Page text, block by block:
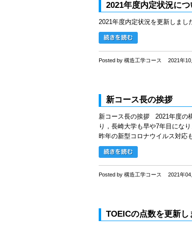
2021年度内定状況につ
2021年度内定状況を更新しま
Posted by 構造工学コース 2021年10
新コース長の挨拶
新コース長の挨拶 2021年度の
り，長崎大学も早や7年目にな
昨年の新型コロナウイルス対応
Posted by 構造工学コース 2021年
TOEICの点数を更新し